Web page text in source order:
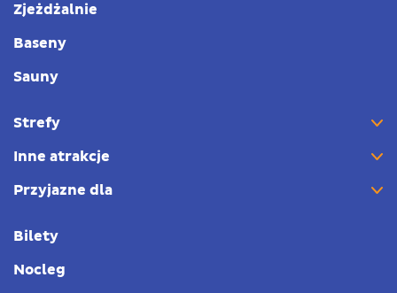
Zjeżdżalnie
Baseny
Sauny
Strefy
Inne atrakcje
Przyjazne dla
Bilety
Nocleg